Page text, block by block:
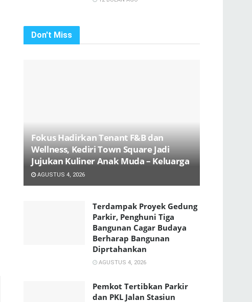
Don't Miss
Fokus Hadirkan Tenant F&B dan
Wellness, Kediri Town Square Jadi
Jujukan Kuliner Anak Muda – Keluarga
AGUSTUS 4, 2026
Terdampak Proyek Gedung
Parkir, Penghuni Tiga
Bangunan Cagar Budaya
Berharap Bangunan
Diprtahankan
AGUSTUS 4, 2026
Pemkot Tertibkan Parkir
dan PKL Jalan Stasiun